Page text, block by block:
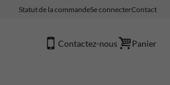
Statut de la commandeSe connecterContact
Contactez-nous Panier